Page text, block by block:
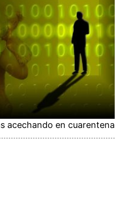
acechando en cuarentena